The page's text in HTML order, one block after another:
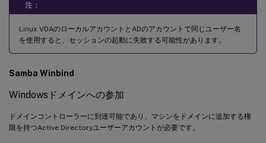
注：
Linux VDAのローカルアカウントとADのアカウントで同じユーザー名
を使用すると、セッションの起動に失敗する可能性があります。
Samba Winbind
Windowsドメインへの参加
ドメインコントローラーに到達可能であり、マシンをドメインに追加する権
限を持つActive Directoryユーザーアカウントが必要です。